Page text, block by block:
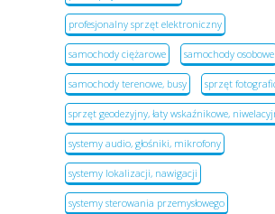
profesjonalny sprzęt elektroniczny
samochody ciężarowe samochody osobowe
samochody terenowe, busy sprzęt
sprzęt geodezyjny, łaty wskaźnikowe,
systemy audio, głośniki, mikrofony
systemy lokalizacji, nawigacji
systemy sterowania przemysłowego